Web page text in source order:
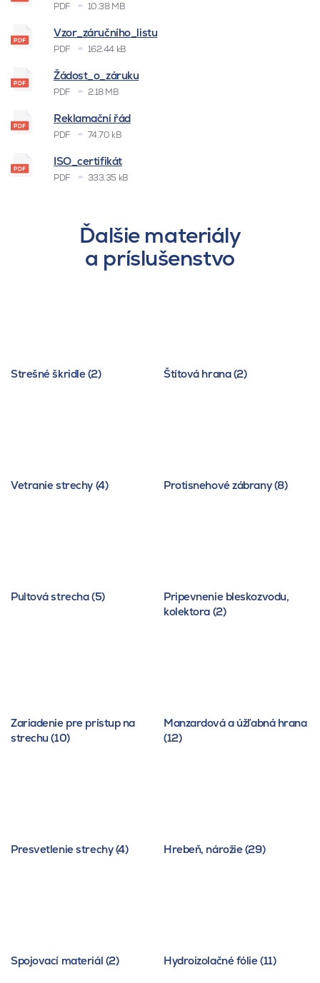
PDF 10.38 MB
Vzor_záručního_listu
PDF 162.44 kB
Žádost_o_záruku
PDF 2.18 MB
Reklamační řád
PDF 74.70 kB
ISO_certifikát
PDF 333.35 kB
Ďalšie materiály
a príslušenstvo
Strešné škridle (2) Štítová hrana (2)
Vetranie strechy (4) Protisnehové zábrany (8)
Pultová strecha (5)
Pripevnenie bleskozvodu,
kolektora (2)
Zariadenie pre prístup na
strechu (10)
Manzardová a úžľabná hrana
(12)
Presvetlenie strechy (4) Hrebeň, nárožie (29)
Spojovací materiál (2) Hydroizolačné fólie (11)